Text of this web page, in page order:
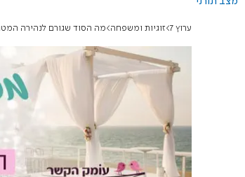
ערוץ 7 זוגיות ומשפחה מה הסוד שגורם לנהירה